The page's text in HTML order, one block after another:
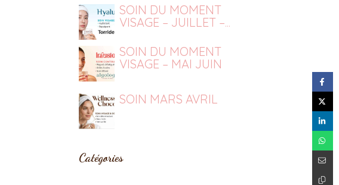
SOIN DU MOMENT
VISAGE – JUILLET –
SOIN DU MOMENT
VISAGE – MAI JUIN
SOIN MARS AVRIL
Catégories